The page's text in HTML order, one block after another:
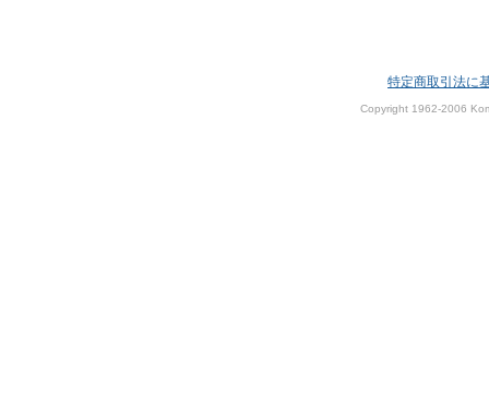
特定商取引法に
Copyright 1962-2006